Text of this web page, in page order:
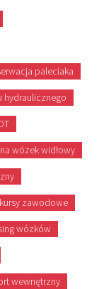
paleciaka
hydraulicznego
wózek widłowy
kursy zawodowe
wózków
wewnętrzny